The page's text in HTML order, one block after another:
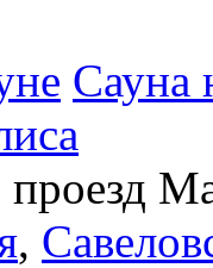
Сауна
проезд
,